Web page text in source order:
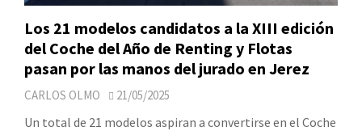
Los 21 modelos candidatos a la XIII edición
del Coche del Año de Renting y Flotas
pasan por las manos del jurado en Jerez
CARLOS OLMO 21/05/2025
Un total de 21 modelos aspiran a convertirse en el Coche